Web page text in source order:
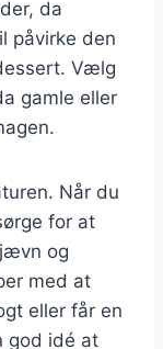
da
påvirke den
Vælg
gamle eller
Når du
for at
og
med at
eller får en
god idé at